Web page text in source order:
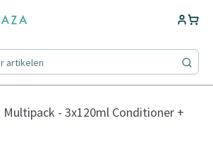
Multipack - 3x120ml Conditioner +